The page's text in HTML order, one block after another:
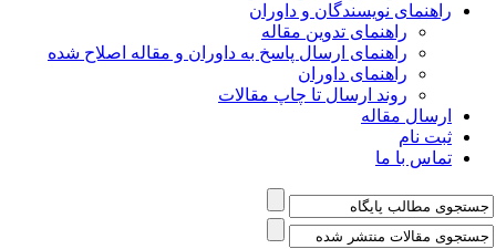
راهنمای نویسندگان و داوران
راهنمای تدوین مقاله
راهنمای ارسال پاسخ به داوران و مقاله اصلاح شده
راهنمای داوران
روند ارسال تا چاپ مقالات
ارسال مقاله
ثبت نام
تماس با ما